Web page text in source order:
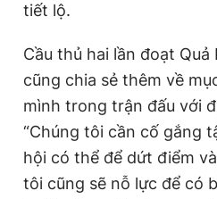
tiết lộ.
Cầu thủ hai lần đoạt
cũng chia sẻ thêm về
mình trong trận đấu với
“Chúng tôi cần cố gắng
hội có thể để dứt điểm
tôi cũng sẽ nỗ lực để có